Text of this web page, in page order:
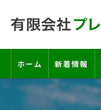
ホーム 新着情報